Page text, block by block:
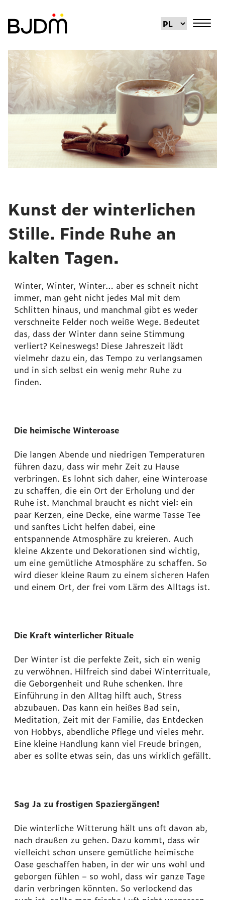
Kunst der winterlichen
Stille. Finde Ruhe an
kalten Tagen.
Winter, Winter, Winter… aber es schneit nicht
immer, man geht nicht jedes Mal mit dem
Schlitten hinaus, und manchmal gibt es weder
verschneite Felder noch weiße Wege. Bedeutet
das, dass der Winter dann seine Stimmung
verliert? Keineswegs! Diese Jahreszeit lädt
vielmehr dazu ein, das Tempo zu verlangsamen
und in sich selbst ein wenig mehr Ruhe zu
finden.
Die heimische Winteroase
Die langen Abende und niedrigen Temperaturen
führen dazu, dass wir mehr Zeit zu Hause
verbringen. Es lohnt sich daher, eine Winteroase
zu schaffen, die ein Ort der Erholung und der
Ruhe ist. Manchmal braucht es nicht viel: ein
paar Kerzen, eine Decke, eine warme Tasse Tee
und sanftes Licht helfen dabei, eine
entspannende Atmosphäre zu kreieren. Auch
kleine Akzente und Dekorationen sind wichtig,
um eine gemütliche Atmosphäre zu schaffen. So
wird dieser kleine Raum zu einem sicheren Hafen
und einem Ort, der frei vom Lärm des Alltags ist.
Die Kraft winterlicher Rituale
Der Winter ist die perfekte Zeit, sich ein wenig
zu verwöhnen. Hilfreich sind dabei Winterrituale,
die Geborgenheit und Ruhe schenken. Ihre
Einführung in den Alltag hilft auch, Stress
abzubauen. Das kann ein heißes Bad sein,
Meditation, Zeit mit der Familie, das Entdecken
von Hobbys, abendliche Pflege und vieles mehr.
Eine kleine Handlung kann viel Freude bringen,
aber es sollte etwas sein, das uns wirklich gefällt.
Sag Ja zu frostigen Spaziergängen!
Die winterliche Witterung hält uns oft davon ab,
nach draußen zu gehen. Dazu kommt, dass wir
vielleicht schon unsere gemütliche heimische
Oase geschaffen haben, in der wir uns wohl und
geborgen fühlen – so wohl, dass wir ganze Tage
darin verbringen könnten. So verlockend das